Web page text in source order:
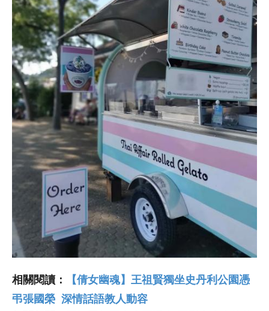
相關閱讀：
【倩女幽魂】王祖賢獨坐史丹利公園憑
弔張國榮 深情話語教人動容